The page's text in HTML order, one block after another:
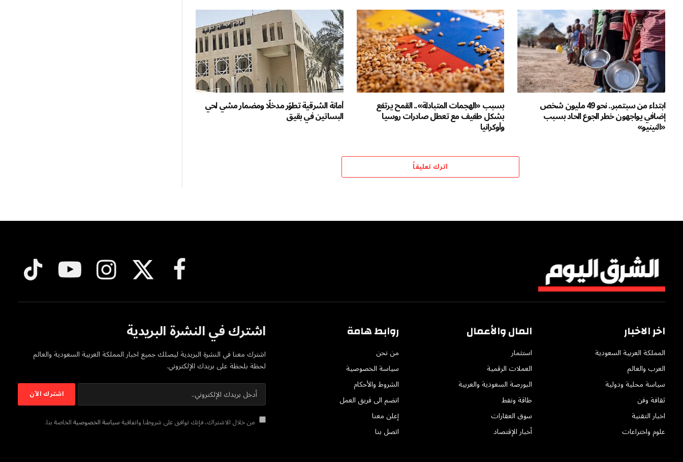
ابتداء من سبتمبر.. نحو 49 مليون شخص
إضافي يواجهون خطر الجوع الحاد بسبب
«النينيو»
بسبب «الهجمات المتبادلة».. القمح يرتفع
بشكل طفيف مع تعطل صادرات روسيا
وأوكرانيا
أمانة الشرقية تطوّر مدخلًا ومضمار مشي لحي
البساتين في بقيق
اترك تعليقاً
فيسبوك X الانستغرام يوتيوب تيكتوك
اخر الاخبار
المملكة العربية السعودية
العرب والعالم
سياسة محلية ودولية
ثقافة وفن
اخبار التقنية
علوم واختراعات
المال والأعمال
استثمار
العملات الرقمية
البورصة السعودية والعربية
طاقة ونفط
سوق العقارات
أخبار الإقتصاد
روابط هامة
من نحن
سياسة الخصوصية
الشروط والأحكام
انضم الى فريق العمل
إعلن معنا
اتصل بنا
اشترك في النشرة البريدية
اشترك معنا في النشرة البريدية ليصلك جميع اخبار المملكة العربية السعودية والعالم
لحظة بلحظة على بريدك الإلكتروني.
من خلال الاشتراك، فإنك توافق على شروطنا واتفاقيةسياسة الخصوصيةالخاصة بنا.